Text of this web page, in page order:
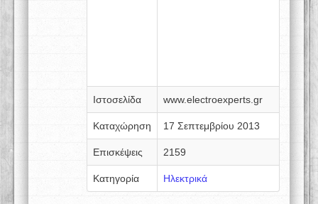
Ιστοσελίδα www.electroexperts.gr
Καταχώρηση 17 Σεπτεμβρίου 2013
Επισκέψεις 2159
Κατηγορία Ηλεκτρικά